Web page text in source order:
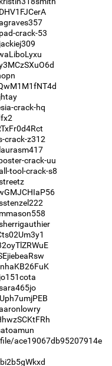
crack-53
crack-hq
crack-z312
crack-uu
tool-crack-s8
ace19067db95207914e